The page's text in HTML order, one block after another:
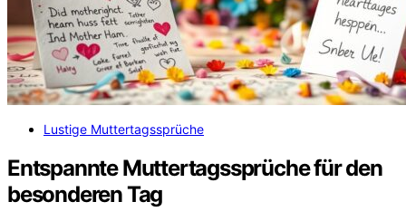
Lustige Muttertagssprüche
Entspannte Muttertagssprüche für den
besonderen Tag